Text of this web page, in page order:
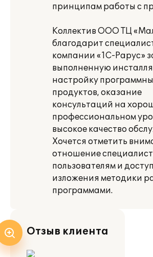
принципам работы с
Коллектив ООО ТЦ
благодарит
компании «1С-Рарус»
выполненную
настройку
продуктов, оказание
консультаций на
профессиональном
высокое качество
Хочется отметить
отношение
пользователям и
изложения методики
программами.
Отзыв клиента